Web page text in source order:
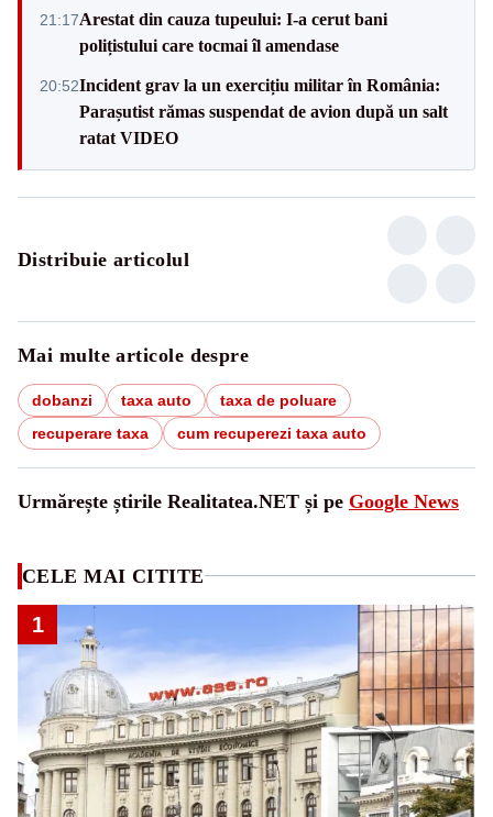
21:17Arestat din cauza tupeului: I-a cerut bani
polițistului care tocmai îl amendase
20:52Incident grav la un exercițiu militar în România:
Parașutist rămas suspendat de avion după un salt
ratat VIDEO
Distribuie articolul
Mai multe articole despre
dobanzi taxa auto
taxa de poluare
recuperare taxa
cum recuperezi taxa auto
Urmărește știrile Realitatea.NET și pe Google News
CELE MAI CITITE
1